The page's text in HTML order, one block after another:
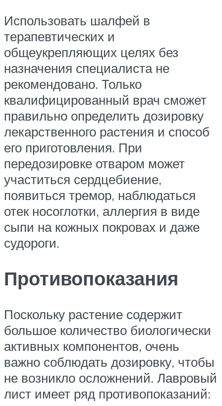
Использовать шалфей в
терапевтических и
общеукрепляющих целях без
назначения специалиста не
рекомендовано. Только
квалифицированный врач сможет
правильно определить дозировку
лекарственного растения и способ
его приготовления. При
передозировке отваром может
участиться сердцебиение,
появиться тремор, наблюдаться
отек носоглотки, аллергия в виде
сыпи на кожных покровах и даже
судороги.
Противопоказания
Поскольку растение содержит
большое количество биологически
активных компонентов, очень
важно соблюдать дозировку, чтобы
не возникло осложнений. Лавровый
лист имеет ряд противопоказаний: